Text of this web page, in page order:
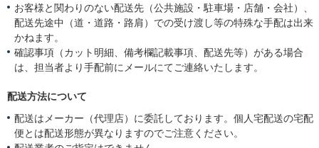
お客様と関わりのない配送先（公共施設・駐車場・店舗・会社）、
配送先途中（道・道路・路肩）での受け渡し等の特殊な手配は出来
かねます。
確認事項（カット明細、備考欄記載事項、配送先等）がある場合
は、担当者より手配前にメールにてご連絡いたします。
配送方法について
配送はメーカー（代理店）に委託しております。個人宅配送の宅配
便とは配送形態が異なりますのでご注意ください。